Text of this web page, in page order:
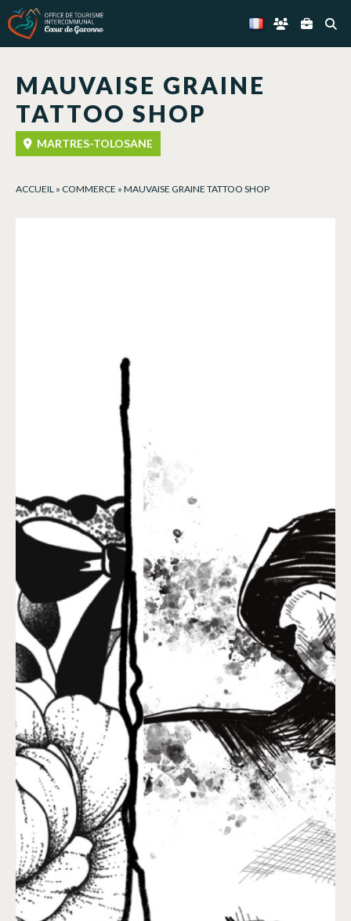
MAUVAISE GRAINE
TATTOO SHOP
MARTRES-TOLOSANE
ACCUEIL » COMMERCE » MAUVAISE GRAINE TATTOO SHOP
Panneau de gestion des cookies